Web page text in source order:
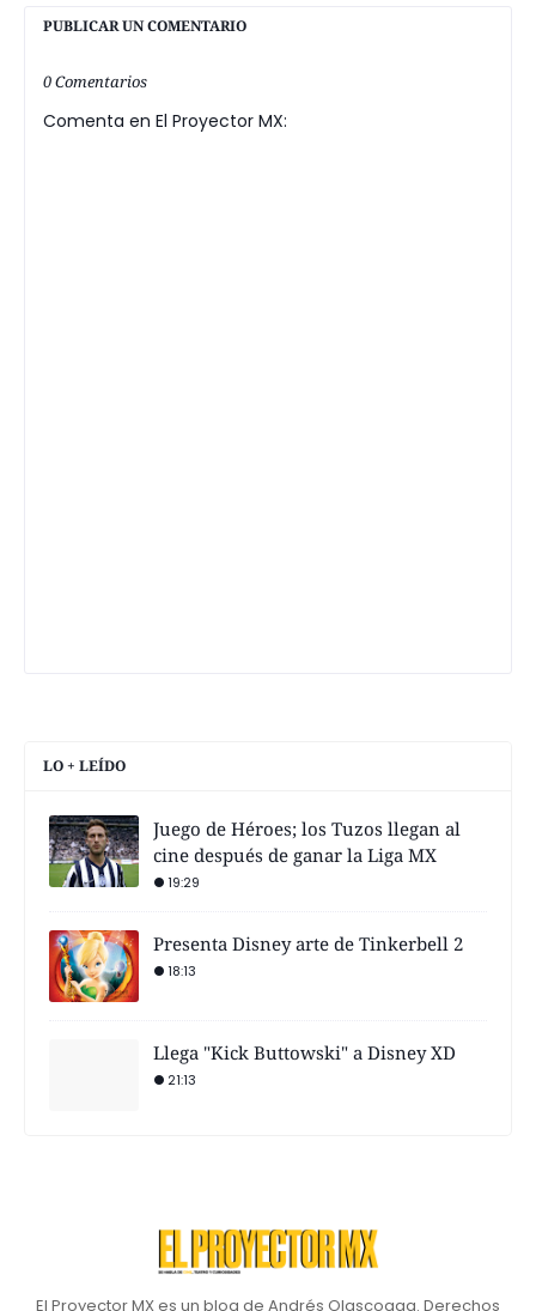
PUBLICAR UN COMENTARIO
0 Comentarios
Comenta en El Proyector MX:
LO + LEÍDO
Juego de Héroes; los Tuzos llegan al
cine después de ganar la Liga MX
19:29
Presenta Disney arte de Tinkerbell 2
18:13
Llega "Kick Buttowski" a Disney XD
21:13
El Proyector MX es un blog de Andrés Olascoaga. Derechos